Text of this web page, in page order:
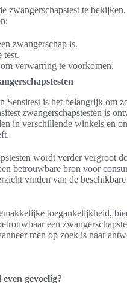
zwangerschapstest te
zwangerschap is.
test.
verwarring te voorkomen.
Sensitest is het belangrijk om
zwangerschapstesten is
in verschillende winkels en
wordt verder vergroot
betrouwbare bron voor
vinden van de
toegankelijkheid,
een
men op zoek is naar
gevoelig?